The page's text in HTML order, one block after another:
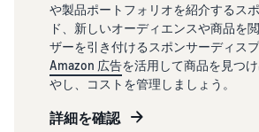
や製品ポートフォリオを紹介するス
ド、新しいオーディエンスや商品を
ザーを引き付けるスポンサーディスプ
Amazon 広告を活用して商品を見つ
やし、コストを管理しましょう。
詳細を確認